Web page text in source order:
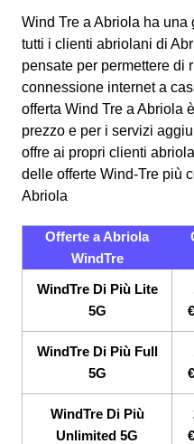
Wind Tre a Abriola ha una
tutti i clienti abriolani di
pensate per permettere di
connessione internet a
offerta Wind Tre a Abriola
prezzo e per i servizi
offre ai propri clienti
delle offerte Wind-Tre più
Abriola
Offerte a Abriola
WindTre
WindTre Di Più Lite
5G
WindTre Di Più Full
5G
WindTre Di Più
Unlimited 5G